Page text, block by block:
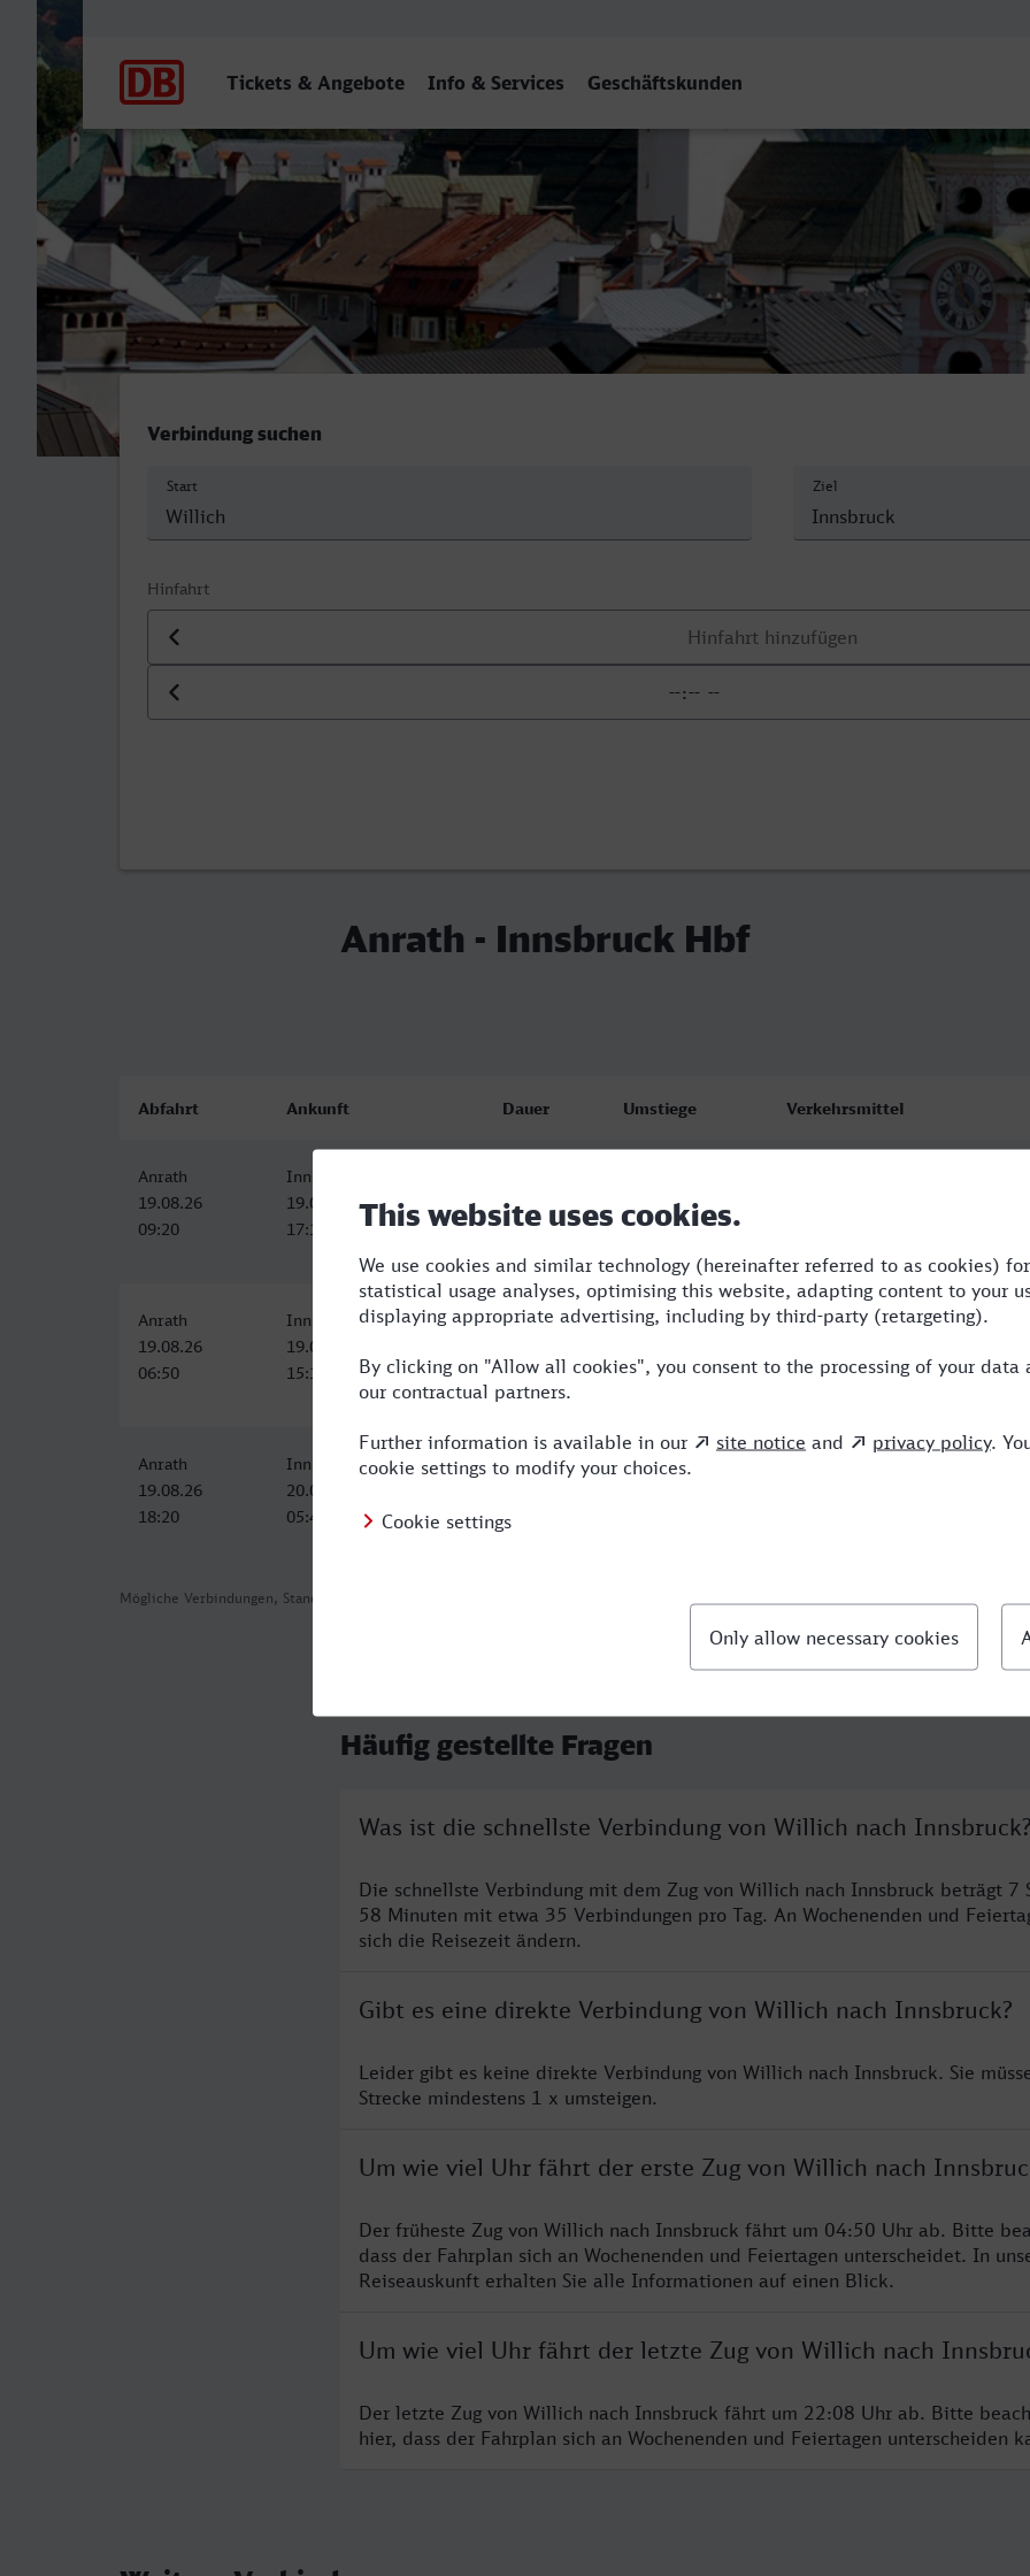
Tickets & Angebote Info & Services Geschäftskunden
Anrath - Innsbruck Hbf
Verbindung suchen
Start Ziel
Hinfahrt
Datum der Hinfahrt
Uhrzeit der Hinfahrt
Anrath - Innsbruck Hbf
Mögliche Verbindungen, Stand: 2026-08-05 17:33
Abfahrt Ankunft Dauer Umstiege Verkehrsmittel
Anrath
19.08.26
09:20
Innsbruck Hbf
19.08.26
17:18
Anrath
19.08.26
06:50
Innsbruck Hbf
19.08.26
15:18
8:28 2 RB,RJ,ICE
Anrath
19.08.26
18:20
Innsbruck Hbf
20.08.26
05:40
11:20 5
Häufig gestellte Fragen
Was ist die schnellste Verbindung von Willich nach Innsbruck?
Die schnellste Verbindung mit dem Zug von Willich nach Innsbruck beträgt 7
58 Minuten mit etwa 35 Verbindungen pro Tag. An Wochenenden und
sich die Reisezeit ändern.
Gibt es eine direkte Verbindung von Willich nach Innsbruck?
Leider gibt es keine direkte Verbindung von Willich nach Innsbruck. Sie
Strecke mindestens 1 x umsteigen.
Um wie viel Uhr fährt der erste Zug von Willich nach
Der früheste Zug von Willich nach Innsbruck fährt um 04:50 Uhr ab. Bitte
dass der Fahrplan sich an Wochenenden und Feiertagen unterscheidet. In
Reiseauskunft erhalten Sie alle Informationen auf einen Blick.
Um wie viel Uhr fährt der letzte Zug von Willich nach
Der letzte Zug von Willich nach Innsbruck fährt um 22:08 Uhr ab. Bitte
hier, dass der Fahrplan sich an Wochenenden und Feiertagen unterscheiden